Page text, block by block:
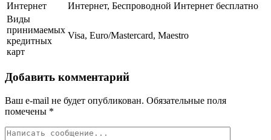
Интернет
Интернет, Беспроводной Интернет бесплатно
Виды
принимаемых
кредитных
карт
Visa, Euro/Mastercard, Maestro
Добавить комментарий
Ваш e-mail не будет опубликован. Обязательные поля
помечены *